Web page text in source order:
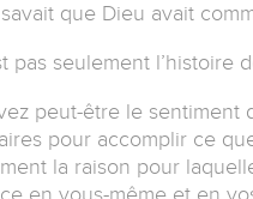
que Dieu avait
pas seulement l’histoire
peut-être le sentiment
pour accomplir ce
la raison pour